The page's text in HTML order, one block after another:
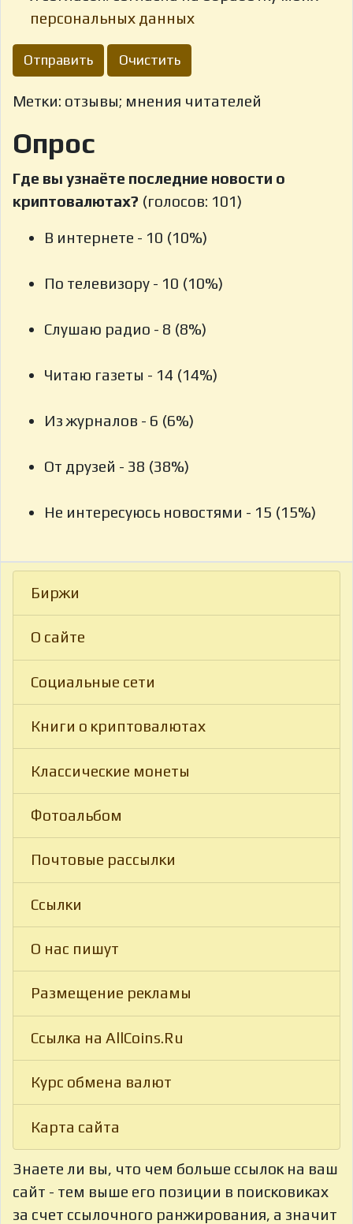
персональных данных
Отправить Очистить
Метки: отзывы; мнения читателей
Опрос
Где вы узнаёте последние новости о
криптовалютах? (голосов: 101)
В интернете - 10 (10%)
По телевизору - 10 (10%)
Слушаю радио - 8 (8%)
Читаю газеты - 14 (14%)
Из журналов - 6 (6%)
От друзей - 38 (38%)
Не интересуюсь новостями - 15 (15%)
Биржи
О сайте
Социальные сети
Книги о криптовалютах
Классические монеты
Фотоальбом
Почтовые рассылки
Ссылки
О нас пишут
Размещение рекламы
Ссылка на AllCoins.Ru
Курс обмена валют
Карта сайта
Знаете ли вы, что чем больше ссылок на ваш
сайт - тем выше его позиции в поисковиках
за счет ссылочного ранжирования, а значит